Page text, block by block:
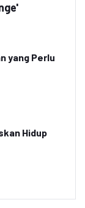
yang Perlu
Hidup